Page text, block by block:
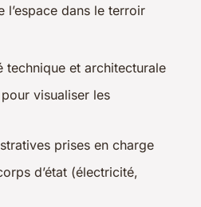
l’espace dans le terroir
technique et architecturale
visualiser les
prises en charge
d’état (électricité,